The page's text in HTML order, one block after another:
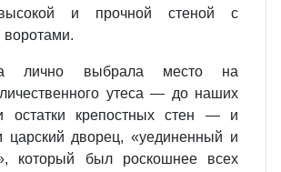
и прочной стеной с
лично выбрала место на
утеса — до наших
остатки крепостных стен — и
царский дворец, «уединенный и
который был роскошнее всех